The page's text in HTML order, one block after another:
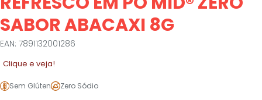
SABOR ABACAXI 8G
EAN: 7891132001286
Clique e veja!
Sem Glúten Zero Sódio